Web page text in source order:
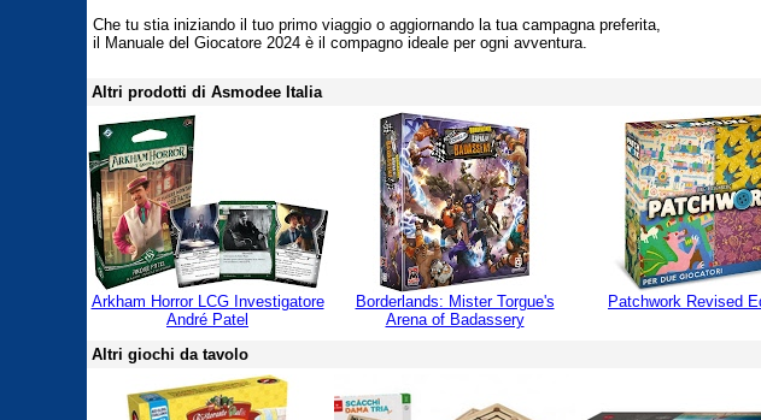
Che tu stia iniziando il tuo primo viaggio o aggiornando la tua campagna preferita,
il Manuale del Giocatore 2024 è il compagno ideale per ogni avventura.
Altri prodotti di Asmodee Italia
Arkham Horror LCG Investigatore
André Patel
Borderlands: Mister Torgue's
Arena of Badassery
Patchwork Revised
Altri giochi da tavolo